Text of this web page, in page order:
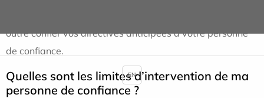
outre confier vos directives anticipées à votre personne
de confiance.
Quelles sont les limites d’intervention de ma
personne de confiance ?
EN